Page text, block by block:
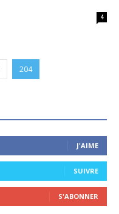
4
204
J'AIME
SUIVRE
S'ABONNER